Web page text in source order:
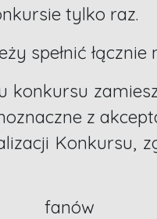
tylko raz.
spełnić
konkursu
z
Konkursu,